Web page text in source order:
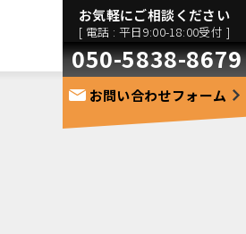
お気軽にご相談ください
[ 電話 : 平日9:00-18:00受付 ]
050-5838-8679
お問い合わせフォーム